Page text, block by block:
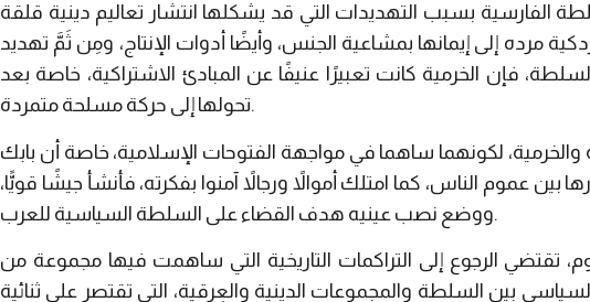
الفارسية بسبب التهديدات التي قد يشكلها انتشار تعاليم دينية قلقة
مرده إلى إيمانها بمشاعية الجنس، وأيضًا أدوات الإنتاج، ومِن ثَمَّ تهديد
فإن الخرمية كانت تعبيرًا عنيفًا عن المبادئ الاشتراكية، خاصة بعد
تحولها إلى حركة مسلحة متمردة.
لكونهما ساهما في مواجهة الفتوحات الإسلامية، خاصة أن بابك
وانتشارها بين عموم الناس، كما امتلك أموالاً ورجالاً آمنوا بفكرته، فأنشأ جيشًا قويًّا،
ووضع نصب عينيه هدف القضاء على السلطة السياسية للعرب.
تقتضي الرجوع إلى التراكمات التاريخية التي ساهمت فيها مجموعة من
بين السلطة والمجموعات الدينية والعِرقية، التي تقتصر على ثنائية